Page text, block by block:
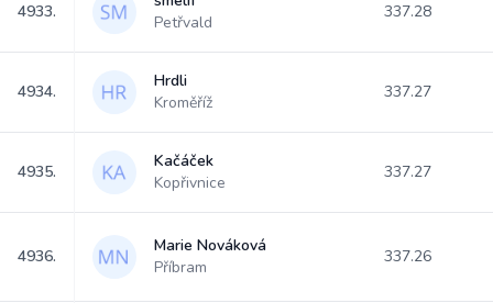
4933.
Petřvald
337.28
4934.
Hrdli
Kroměříž
337.27
4935.
Kačáček
Kopřivnice
337.27
4936.
Marie Nováková
Příbram
337.26